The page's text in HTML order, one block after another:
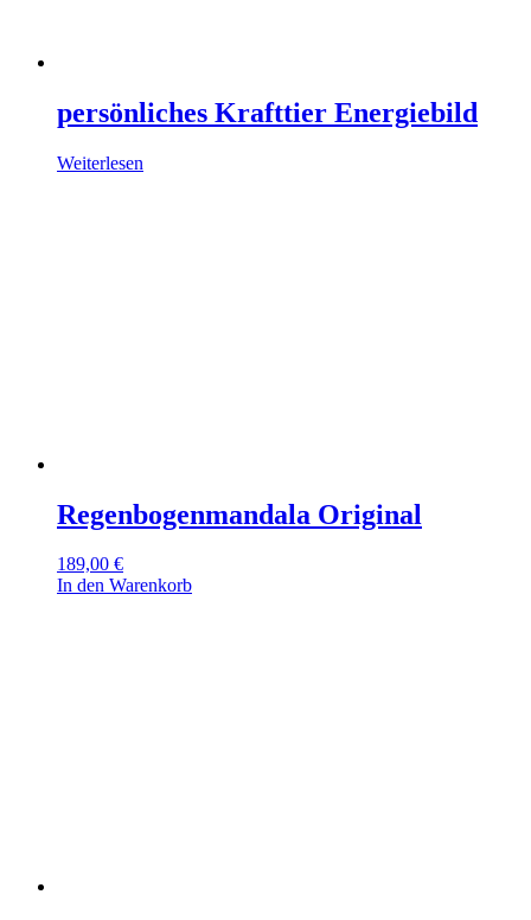
persönliches Krafttier Energiebild
Weiterlesen
Regenbogenmandala Original
189,00 €
In den Warenkorb